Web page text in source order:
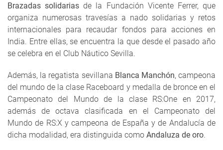
Brazadas solidarias de la Fundación Vicente Ferrer, que
organiza numerosas travesías a nado solidarias y retos
internacionales para recaudar fondos para acciones en
India. Entre ellas, se encuentra la que desde el pasado año
se celebra en el Club Náutico Sevilla.
Además, la regatista sevillana Blanca Manchón, campeona
del mundo de la clase Raceboard y medalla de bronce en el
Campeonato del Mundo de la clase RS:One en 2017,
además de octava clasificada en el Campeonato del
Mundo de RS:X y campeona de España y de Andalucía de
dicha modalidad, era distinguida como Andaluza de oro.